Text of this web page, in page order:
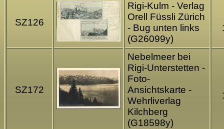
SZ126
Rigi-Kulm - Verlag
Orell Füssli Zürich
- Bug unten links
(G26099y)
SZ172
Nebelmeer bei
Rigi-Unterstetten -
Foto-
Ansichtskarte -
Wehrliverlag
Kilchberg
(G18598y)